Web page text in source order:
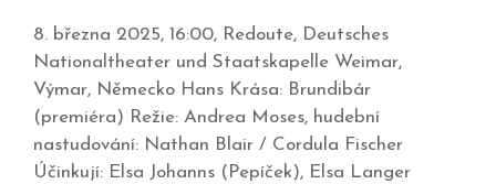
8. března 2025, 16:00, Redoute, Deutsches
Nationaltheater und Staatskapelle Weimar,
Výmar, Německo Hans Krása: Brundibár
(premiéra) Režie: Andrea Moses, hudební
nastudování: Nathan Blair / Cordula Fischer
Účinkují: Elsa Johanns (Pepíček), Elsa Langer